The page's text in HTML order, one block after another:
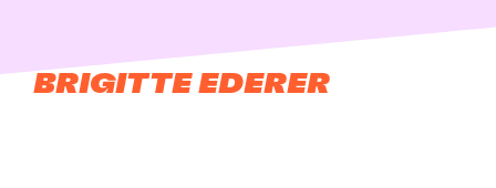
BRIGITTE EDERER